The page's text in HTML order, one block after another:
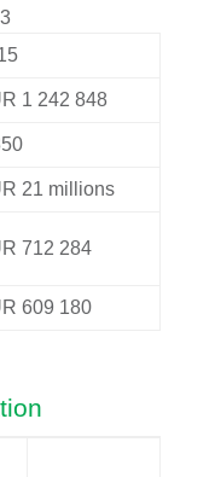
1 242 848
21 millions
712 284
609 180